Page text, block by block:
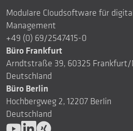
Modulare Cloudsoftware für
Management
+49 (0) 69/2547415-0
Büro Frankfurt
Arndtstraße 39, 60325 Frankfurt/
Deutschland
Büro Berlin
Hochbergweg 2, 12207 Berlin
Deutschland